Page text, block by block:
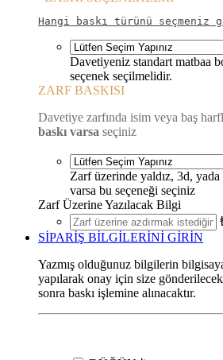
Hangi baskı türünü
Davetiyeniz standart matbaa
seçenek seçilmelidir.
ZARF BASKISI
Davetiye zarfında isim veya baş
baskı varsa seçiniz
Zarf üzerinde yaldız, 3d,
varsa bu seçeneği seçiniz
Zarf Üzerine Yazılacak Bilgi
SİPARİŞ BİLGİLERİNİ GİRİN
Yazmış olduğunuz bilgilerin
yapılarak onay için size
sonra baskı işlemine alınacaktır.